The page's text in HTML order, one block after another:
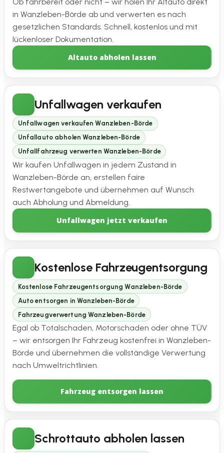
in Wanzleben-Börde ab und verwerten es nach
gesetzlichen Standards. Schnell, kostenlos und mit
lückenloser Dokumentation.
Altauto abholen lassen
Unfallwagen verkaufen
Unfallwagen verkaufen Wanzleben-Börde
Unfallauto abholen Wanzleben-Börde
Unfallfahrzeug verwerten Wanzleben-Börde
Wir kaufen Unfallwagen in jedem Zustand in
Wanzleben-Börde an, erstellen faire
Restwertangebote und übernehmen auf Wunsch
auch Abholung und Abmeldung.
Unfallwagen jetzt verkaufen
Kostenlose Fahrzeugentsorgung
Kostenlose Fahrzeugentsorgung Wanzleben-Börde
Auto entsorgen in Wanzleben-Börde
Fahrzeugverwertung Wanzleben-Börde
Egal ob Totalschaden, Motorschaden oder ohne TÜV
– wir entsorgen Ihr Fahrzeug kostenfrei in Wanzleben-
Börde und übernehmen die vollständige Verwertung
nach Umweltrichtlinien.
Fahrzeug entsorgen lassen
Schrottauto abholen lassen